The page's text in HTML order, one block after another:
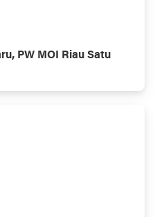
PW MOI Riau Satu